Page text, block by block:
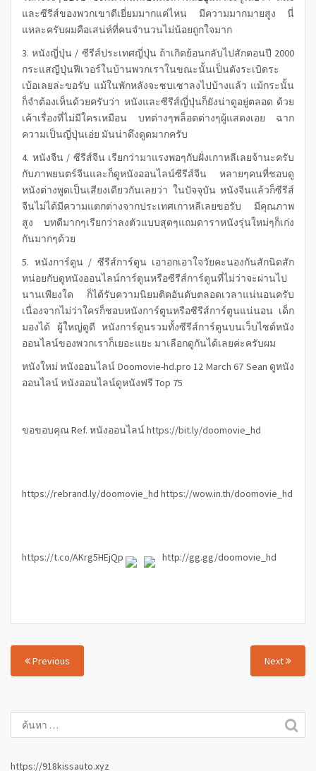
และซีรีส์ของพวกเขาดีเยี่ยมมากแค่ไหน มีความมากมายสูง นี่
แหละครับผมคือเสน่ห์ที่คนจำนวนไม่น้อยถูกใจมาก
3. หนังญี่ปุ่น / ซีรีส์ประเทศญี่ปุ่น ถ้าเกิดย้อนกลับไปสักตอนปี 2000
กระแสญีปุ่นฟีเวอร์ในบ้านพวกเราในขณะนั้นเป็นดังระเบิดระ
เบ้อเลยล่ะขอรับ แม้ในพักหลังจะซบเซาลงไปบ้างแล้ว แม้กระนั้น
ก็จำต้องเห็นด้วยครับว่า หนังและซีรีส์ญี่ปุ่นก็ยังน่าดูอยู่ตลอด ด้วย
เค้าเรื่องที่ไม่มีใครเหมือน บทต่างๆพล็อตต่างๆผู้แสดงเอย ฉาก
ความเป็นญี่ปุ่นเอ่ย มันน่าดึงดูดมากครับ
4. หนังจีน / ซีรีส์จีน เรียกว่ามาแรงพอๆกับฝั่งเกาหลีเลยจ้านะครับ
กับภาพยนตร์จีนและก็ดูหนังออนไลน์ซีรีส์จีน หลายๆคนที่ชอบดู
หนังต่างพูดเป็นเสียงเดียวกันเลยว่า ในปัจจุบัน หนังจีนแล้วก็ซีรีส์
จีนไม่ได้มีความแตกต่างจากประเทศเกาหลีเลยขอรับ มีคุณภาพ
สูง บทดีมากๆเรียกว่าลงตัวแบบสุดๆแถมดาราหนังรุ่นใหม่ๆก็เก่ง
กันมากๆด้วย
5. หนังการ์ตูน / ซีรีส์การ์ตูน เอาอกเอาใจวัยคะนองกันสักนิดสัก
หน่อยกับดูหนังออนไลน์การ์ตูนหรือซีรีส์การ์ตูนที่ไม่ว่าจะผ่านไป
นานเพียงใด ก็ได้รับความนิยมติดอันดับตลอดเวลาแน่นอนครับ
เนื่องจากไม่ว่าใครก็ชอบหนังการ์ตูนหรือซีรีส์การ์ตูนแน่นอน เด็ก
มองได้ ผู้ใหญ่ดูดี หนังการ์ตูนรวมทั้งซีรีส์การ์ตูนบนเว็บไซต์หนัง
ออนไลน์ของพวกเราก็เยอะแยะ มาเลือกดูกันได้เลยค่ะครับผม
หนังใหม่ หนังออนไลน์ Doomovie-hd.pro 12 March 67 Sean ดูหนัง
ออนไลน์ หนังออนไลน์ดูหนังฟรี Top 75
ขอขอบคุณ Ref. หนังออนไลน์ https://bit.ly/doomovie_hd
https://rebrand.ly/doomovie_hd https://wow.in.th/doomovie_hd
https://t.co/AKrg5HEjQp http://gg.gg/doomovie_hd
Previous Next
https://918kissauto.xyz